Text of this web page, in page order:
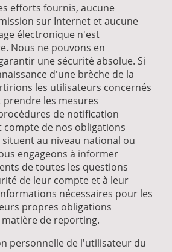
efforts fournis, aucune
sur Internet et aucune
électronique n'est
Nous ne pouvons en
une sécurité absolue. Si
d'une brèche de la
les utilisateurs concernés
les mesures
de notification
compte de nos obligations
situent au niveau national ou
engageons à informer
de toutes les questions
de leur compte et à leur
nécessaires pour les
propres obligations
de reporting.
personnelle de l'utilisateur du